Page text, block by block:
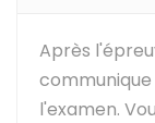
Après
l'examen.